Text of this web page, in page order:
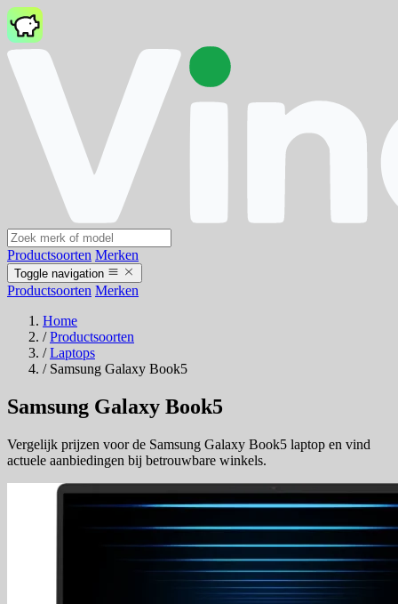
Productsoorten Merken
Toggle navigation
Productsoorten Merken
Home
/ Productsoorten
/ Laptops
/ Samsung Galaxy Book5
Samsung Galaxy Book5
Vergelijk prijzen voor de Samsung Galaxy Book5 laptop en vind
actuele aanbiedingen bij betrouwbare winkels.